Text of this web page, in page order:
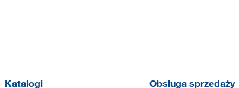
Katalogi Obsługa sprzedaży